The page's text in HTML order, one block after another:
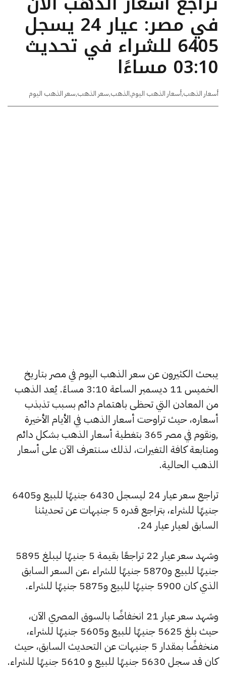
في مصر: عيار 24 يسجل
6405 للشراء في تحديث
03:10 مساءًا
أسعار الذهب,أسعار الذهب اليوم,الذهب,سعر الذهب,سعر الذهب اليوم
يبحث الكثيرون عن سعر الذهب اليوم في مصر بتاريخ
الخميس 11 ديسمبر الساعة 3:10 مساءً. يُعد الذهب
من المعادن التي تحظى باهتمام دائم بسبب تذبذب
أسعاره، حيث تراوحت أسعار الذهب في الأيام الأخيرة
,ونقوم في مصر 365 بتغطية أسعار الذهب بشكل دائم
ومتابعة كافة التغيرات، لذلك سنتعرف الآن على أسعار
الذهب الحالية.
تراجع سعر عيار 24 ليسجل 6430 جنيهًا للبيع و6405
جنيهًا للشراء، بتراجع قدره 5 جنيهات عن تحديثنا
السابق لعيار عيار 24.
وشهد سعر عيار 22 تراجعًا بقيمة 5 جنيهًا ليبلغ 5895
جنيهًا للبيع و5870 جنيهًا للشراء ،عن السعر السابق
الذي كان 5900 جنيهًا للبيع و5875 جنيهًا للشراء.
وشهد سعر عيار 21 انخفاضًا بالسوق المصري الآن،
حيث بلغ 5625 جنيهًا للبيع و5605 جنيهًا للشراء،
منخفضًا بمقدار 5 جنيهات عن التحديث السابق، حيث
كان قد سجل 5630 جنيهًا للبيع و 5610 جنيهًا للشراء.